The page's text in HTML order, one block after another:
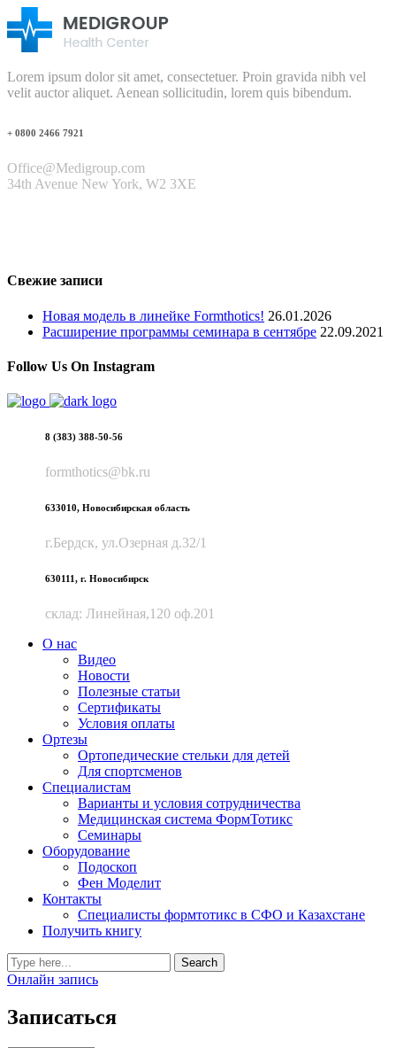
Lorem ipsum dolor sit amet, consectetuer. Proin gravida nibh vel
velit auctor aliquet. Aenean sollicitudin, lorem quis bibendum.
+ 0800 2466 7921
Office@Medigroup.com
34th Avenue New York, W2 3XE
Свежие записи
Новая модель в линейке Formthotics! 26.01.2026
Расширение программы семинара в сентябре 22.09.2021
Follow Us On Instagram
8 (383) 388-50-56
formthotics@bk.ru
633010, Новосибирская область
г.Бердск, ул.Озерная д.32/1
630111, г. Новосибирск
склад: Линейная,120 оф.201
О нас
Видео
Новости
Полезные статьи
Сертификаты
Условия оплаты
Ортезы
Ортопедические стельки для детей
Для спортсменов
Специалистам
Варианты и условия сотрудничества
Медицинская система ФормТотикс
Семинары
Оборудование
Подоскоп
Фен Моделит
Контакты
Специалисты формтотикс в СФО и Казахстане
Получить книгу
Онлайн запись
Записаться